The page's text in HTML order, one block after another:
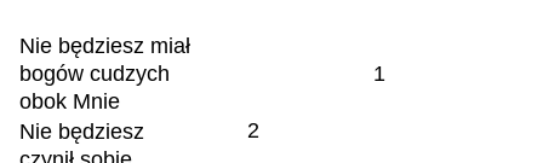
Nie będziesz miał
bogów cudzych
obok Mnie
2
1
Nie będziesz